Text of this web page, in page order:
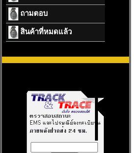
ถามตอบ
สินค้าที่หมดแล้ว